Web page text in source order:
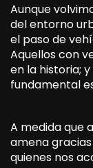
Aunque
del entorno
el paso de
Aquellos con
en la historia;
fundamental
A medida que
amena
quienes nos